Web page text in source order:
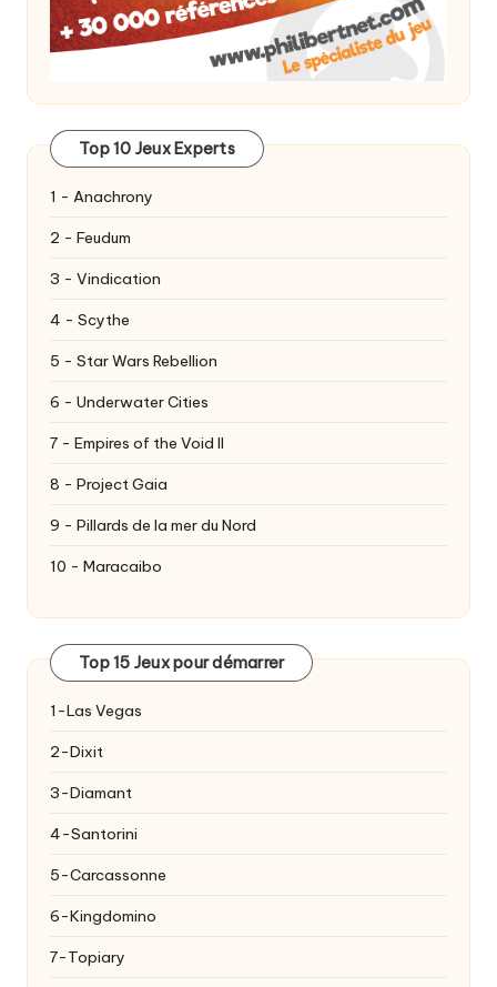
Top 10 Jeux Experts
1 - Anachrony
2 - Feudum
3 - Vindication
4 - Scythe
5 - Star Wars Rebellion
6 - Underwater Cities
7 - Empires of the Void II
8 - Project Gaia
9 - Pillards de la mer du Nord
10 - Maracaibo
Top 15 Jeux pour démarrer
1-Las Vegas
2-Dixit
3-Diamant
4-Santorini
5-Carcassonne
6-Kingdomino
7-Topiary